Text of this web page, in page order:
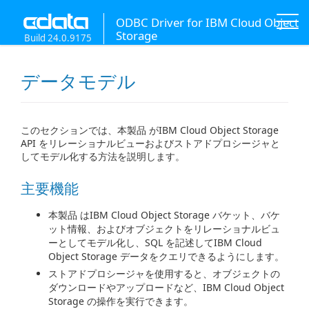
ODBC Driver for IBM Cloud Object
Storage
Build 24.0.9175
データモデル
このセクションでは、本製品 がIBM Cloud Object Storage
API をリレーショナルビューおよびストアドプロシージャと
してモデル化する方法を説明します。
主要機能
本製品 はIBM Cloud Object Storage バケット、バケ
ット情報、およびオブジェクトをリレーショナルビュ
ーとしてモデル化し、SQL を記述してIBM Cloud
Object Storage データをクエリできるようにします。
ストアドプロシージャを使用すると、オブジェクトの
ダウンロードやアップロードなど、IBM Cloud Object
Storage の操作を実行できます。